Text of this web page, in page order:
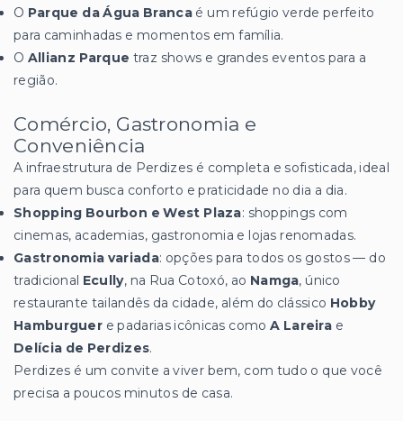
O Parque da Água Brancaé um refúgio verde perfeito
para caminhadas e momentos em família.
O Allianz Parque traz shows e grandes eventos para a
região.
Comércio, Gastronomia e
Conveniência
A infraestrutura de Perdizes é completa e sofisticada, ideal
para quem busca conforto e praticidade no dia a dia.
Shopping Bourbon e West Plaza: shoppings com
cinemas, academias, gastronomia e lojas renomadas.
Gastronomia variada: opções para todos os gostos — do
tradicional Ecully, na Rua Cotoxó, ao Namga, único
restaurante tailandês da cidade, além do clássico Hobby
Hamburguer e padarias icônicas comoA Lareira e
Delícia de Perdizes.
Perdizes é um convite a viver bem, com tudo o que você
precisa a poucos minutos de casa.